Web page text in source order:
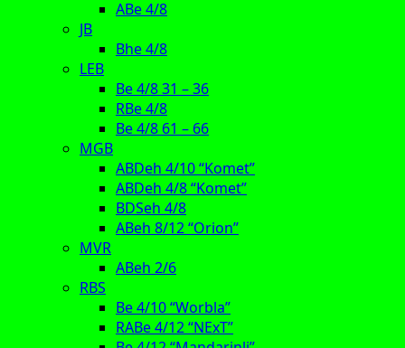
ABe 4/8
JB
Bhe 4/8
LEB
Be 4/8 31 – 36
RBe 4/8
Be 4/8 61 – 66
MGB
ABDeh 4/10 “Komet”
ABDeh 4/8 “Komet”
BDSeh 4/8
ABeh 8/12 “Orion”
MVR
ABeh 2/6
RBS
Be 4/10 “Worbla”
RABe 4/12 “NExT”